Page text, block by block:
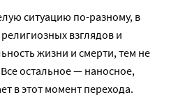
ситуацию по-разному, в
взглядов и
жизни и смерти, тем не
остальное — наносное,
в этот момент перехода.